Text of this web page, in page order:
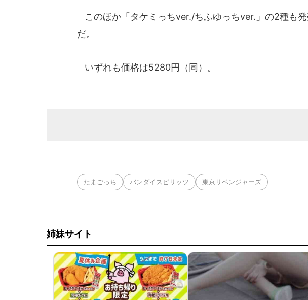
このほか「タケミっちver./ちふゆっちver.」の2種も
だ。
いずれも価格は5280円（同）。
たまごっち バンダイスピリッツ 東京リベンジャーズ
姉妹サイト